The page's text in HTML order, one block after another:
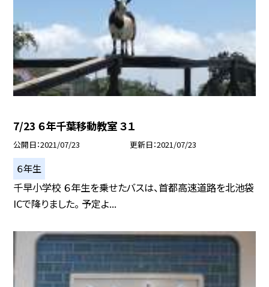
7/23 ６年千葉移動教室 ３１
公開日 2021/07/23 更新日 2021/07/23
６年生
千早小学校 ６年生を乗せたバスは、首都高速道路を北池袋
ICで降りました。 予定よ...